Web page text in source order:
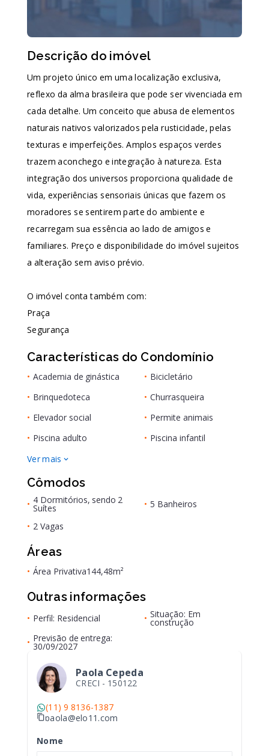
Descrição do imóvel
Um projeto único em uma localização exclusiva,
reflexo da alma brasileira que pode ser vivenciada em
cada detalhe. Um conceito que abusa de elementos
naturais nativos valorizados pela rusticidade, pelas
texturas e imperfeições. Amplos espaços verdes
trazem aconchego e integração à natureza. Esta
integração dos universos proporciona qualidade de
vida, experiências sensoriais únicas que fazem os
moradores se sentirem parte do ambiente e
recarregam sua essência ao lado de amigos e
familiares. Preço e disponibilidade do imóvel sujeitos
a alteração sem aviso prévio.
O imóvel conta também com:
Praça
Segurança
Características do Condomínio
• Academia de ginástica • Bicicletário
• Brinquedoteca • Churrasqueira
• Elevador social • Permite animais
• Piscina adulto • Piscina infantil
Ver mais
Cômodos
• 4 Dormitórios, sendo 2
Suítes • 5 Banheiros
• 2 Vagas
Áreas
• Área Privativa144,48m²
Outras informações
• Perfil: Residencial • Situação: Em
construção
• Previsão de entrega:
30/09/2027
Paola Cepeda
CRECI - 150122
(11) 9 8136-1387
paola@elo11.com
Nome